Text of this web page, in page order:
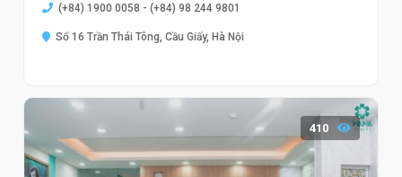
(+84) 1900 0058 - (+84) 98 244 9801
Số 16 Trần Thái Tông, Cầu Giấy, Hà Nội
410